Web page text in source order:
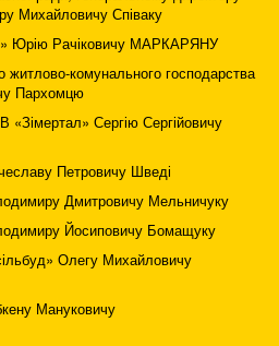
Михайловичу Співаку
Юрію Рачіковичу МАРКАРЯНУ
житлово-комунального господарства
Пархомцю
Сергію Сергійовичу
Петровичу Шведі
Дмитровичу Мельничуку
Йосиповичу Бомащуку
Олегу Михайловичу
Мануковичу